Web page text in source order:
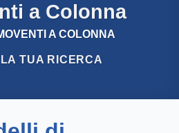
a Colonna
A COLONNA
TUA RICERCA